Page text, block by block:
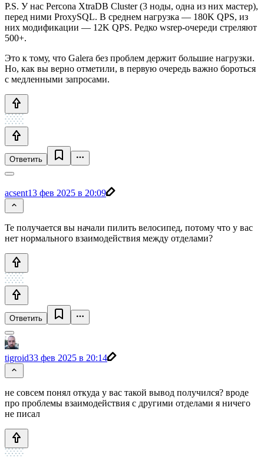
P.S. У нас Percona XtraDB Cluster (3 ноды, одна из них мастер),
перед ними ProxySQL. В среднем нагрузка — 180K QPS, из
них модификации — 12K QPS. Редко wsrep-очереди стреляют
500+.
Это к тому, что Galera без проблем держит большие нагрузки.
Но, как вы верно отметили, в первую очередь важно бороться
с медленными запросами.
Ответить
acsent13 фев 2025 в 20:09
Те получается вы начали пилить велосипед, потому что у вас
нет нормального взаимодействия между отделами?
Ответить
tigroid33 фев 2025 в 20:14
не совсем понял откуда у вас такой вывод получился? вроде
про проблемы взаимодействия с другими отделами я ничего
не писал